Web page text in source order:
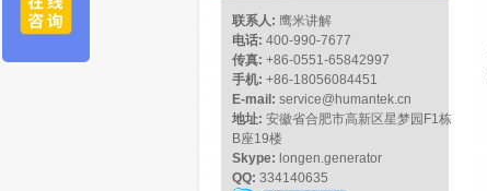
联系人: 鹰米讲解
电话: 400-990-7677
传真: +86-0551-65842997
手机: +86-18056084451
E-mail: service@humantek.cn
地址: 安徽省合肥市高新区星梦园F1栋
B座19楼
Skype: longen.generator
QQ: 334140635